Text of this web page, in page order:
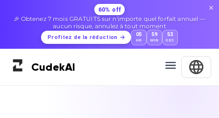
60% off
🎉 Obtenez 7 mois GRATUITS sur n'importe quel forfait annuel —
aucun risque, annulez à tout moment
Profitez de la réduction 05
HR
59
MIN
52
SEC
CudekAI